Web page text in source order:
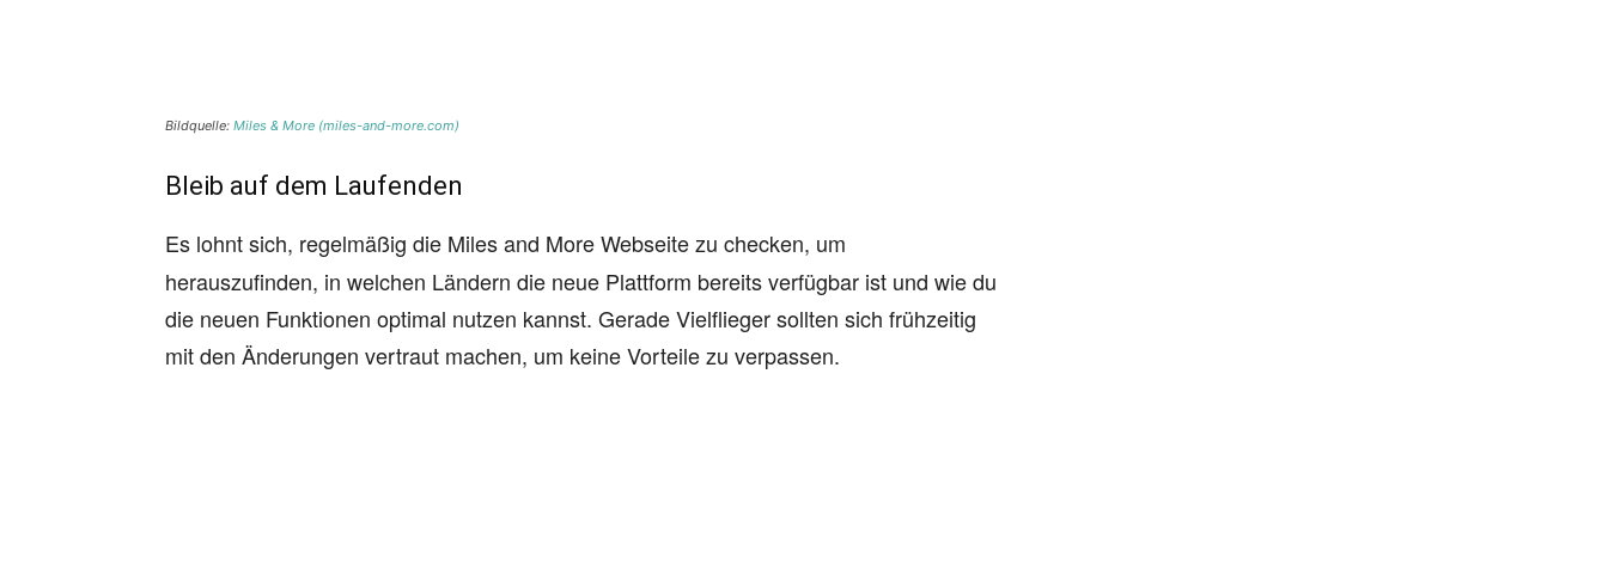
Bildquelle: Miles & More (miles-and-more.com)
Bleib auf dem Laufenden
Es lohnt sich, regelmäßig die Miles and More Webseite zu checken, um
herauszufinden, in welchen Ländern die neue Plattform bereits verfügbar ist und wie du
die neuen Funktionen optimal nutzen kannst. Gerade Vielflieger sollten sich frühzeitig
mit den Änderungen vertraut machen, um keine Vorteile zu verpassen.